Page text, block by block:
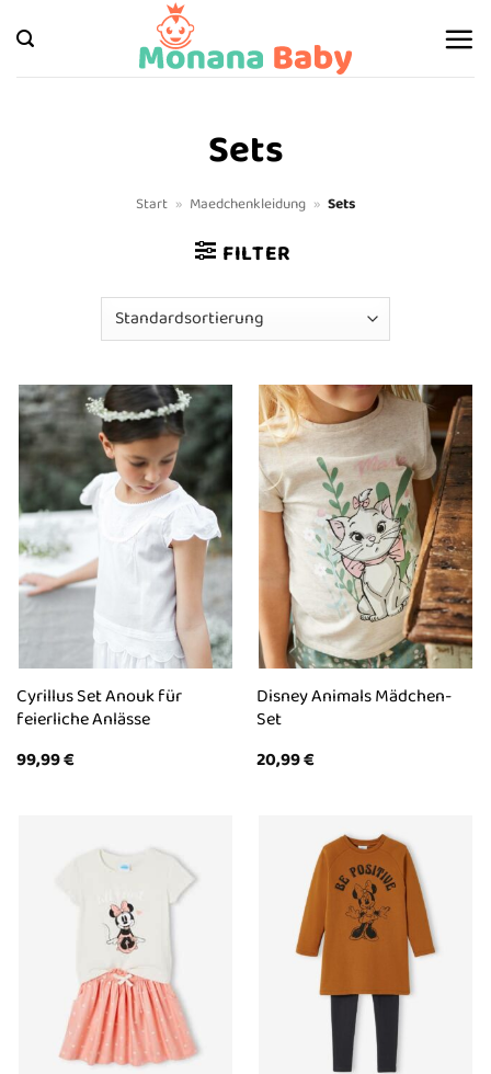
Inhalt
springen
Sets
Start » Maedchenkleidung » Sets
FILTER
Cyrillus Set Anouk für
feierliche Anlässe
99,99€
Disney Animals Mädchen-
Set
20,99€